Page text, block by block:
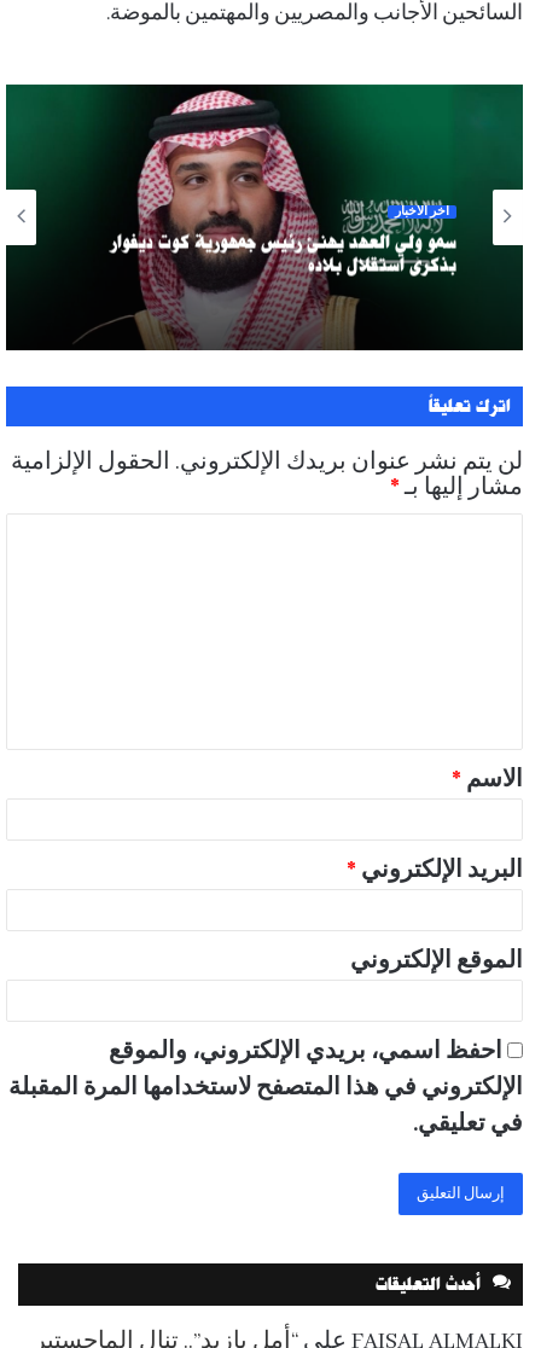
السائحين الأجانب والمصريين والمهتمين بالموضة.
آخر الأخبار
سمو ولي العهد يهنئ رئيس جمهورية كوت ديفوار
بذكرى استقلال بلاده
اترك تعليقاً
لن يتم نشر عنوان بريدك الإلكتروني. الحقول الإلزامية
مشار إليها بـ*
ق
*
الاسم *
البريد الإلكتروني *
الموقع الإلكتروني
احفظ اسمي، بريدي الإلكتروني، والموقع
الإلكتروني في هذا المتصفح لاستخدامها المرة المقبلة
في تعليقي.
أحدث التعليقات
FAISAL ALMALKI على “أمل بازيد”.. تنال الماجستير